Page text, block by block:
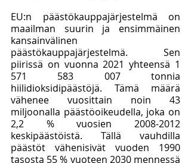
EU:n päästökauppajärjestelmä on
maailman suurin ja ensimmäinen
kansainvälinen
päästökauppajärjestelmä. Sen
piirissä on vuonna 2021 yhteensä 1
571 583 007 tonnia
hiilidioksidipäästöjä. Tämä määrä
vähenee vuosittain noin 43
miljoonalla päästöoikeudella, joka on
2,2 % vuosien 2008-2012
keskipäästöistä. Tällä vauhdilla
päästöt vähenisivät vuoden 1990
tasosta 55 % vuoteen 2030 mennessä